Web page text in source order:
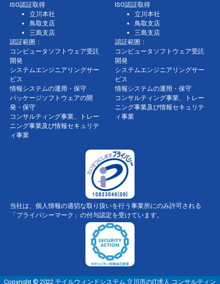
ISO認証取得
立川本社
鳥取支店
三島支店
認証範囲：
コンピュータソフトウェア受託
開発
システムエンジニアリングサー
ビス
情報システムの運用・保守
パッケージソフトウェアの開
発・保守
コンサルティング事業、トレー
ニング事業及び情報セキュリテ
ィ事業
ISO認証取得
立川本社
鳥取支店
三島支店
認証範囲：
コンピュータソフトウェア受託
開発
システムエンジニアリングサー
ビス
情報システムの運用・保守
コンサルティング事業、トレー
ニング事業及び情報セキュリテ
ィ事業
当社は、個人情報の適切な取り扱いを行う事業所にのみ許可される
「プライバシーマーク」の付与認定を受けています。
Copyright © 2022 テイルウィンドシステム 立川市のIT求人 コンサルティン